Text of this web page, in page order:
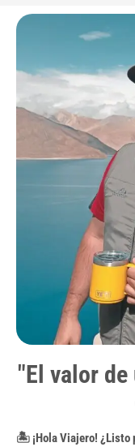
"El valor
🏝️ ¡Hola Viajero! ¿Listo